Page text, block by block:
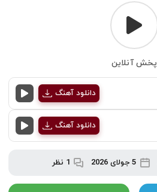
پخش آنلاین
دانلود آهنگ
دانلود آهنگ
5 جولای 2026 1 نظر